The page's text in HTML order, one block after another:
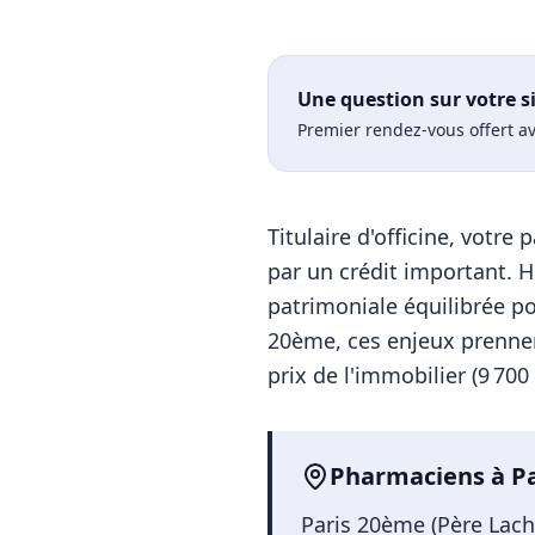
Une question sur votre
Premier rendez-vous offert
Titulaire d'officine, votre
par un crédit important.
patrimoniale équilibrée
20ème, ces enjeux
prix de l'immobilier (9 700
Pharmaciensà
Paris 20ème (Père